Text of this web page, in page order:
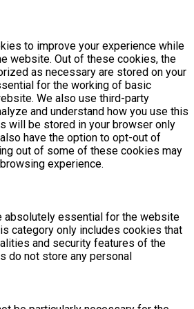
to improve your experience while
website. Out of these cookies, the
as necessary are stored on your
for the working of basic
We also use third-party
and understand how you use this
will be stored in your browser only
have the option to opt-out of
out of some of these cookies may
experience.
absolutely essential for the website
category only includes cookies that
and security features of the
do not store any personal